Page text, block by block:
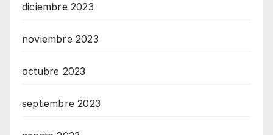
diciembre 2023
noviembre 2023
octubre 2023
septiembre 2023